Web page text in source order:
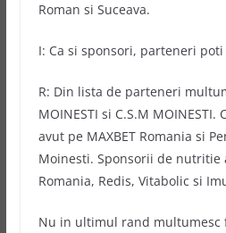
Roman si Suceava.
I: Ca si sponsori, parteneri poti
R: Din lista de parteneri
MOINESTI si C.S.M
avut pe MAXBET Romania si
Moinesti. Sponsorii de nutritie
Romania, Redis, Vitabolic si
Nu in ultimul rand multumesc